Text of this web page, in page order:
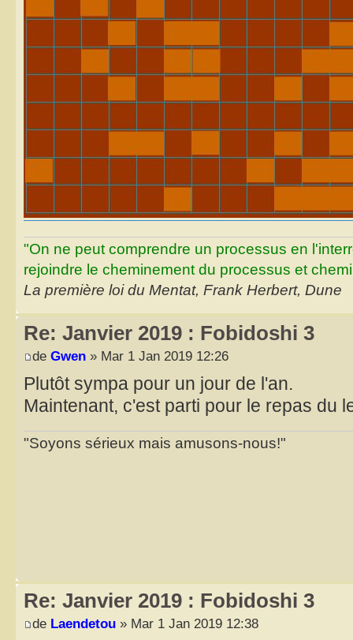
"On ne peut comprendre un processus en
rejoindre le cheminement du processus et
La première loi du Mentat, Frank Herbert, Dune
Re: Janvier 2019 : Fobidoshi 3
de Gwen » Mar 1 Jan 2019 12:26
Plutôt sympa pour un jour de l'an.
Maintenant, c'est parti pour le repas du
"Soyons sérieux mais amusons-nous!"
Re: Janvier 2019 : Fobidoshi 3
de Laendetou » Mar 1 Jan 2019 12:38